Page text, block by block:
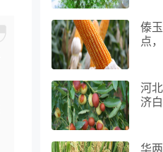
傣
点
河
济
华